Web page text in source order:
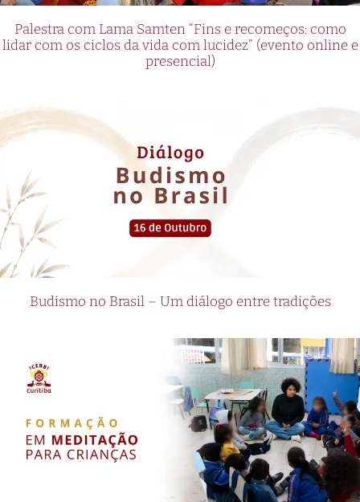
Palestra com Lama Samten “Fins e recomeços: como
lidar com os ciclos da vida com lucidez” (evento online e
presencial)
Budismo no Brasil – Um diálogo entre tradições